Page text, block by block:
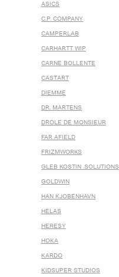
ASICS
C.P. COMPANY
CAMPERLAB
CARHARTT WIP
CARNE BOLLENTE
CASTART
DIEMME
DR. MARTENS
DROLE DE MONSIEUR
FAR AFIELD
FRIZMWORKS
GLEB KOSTIN .SOLUTIONS
GOLDWIN
HAN KJOBENHAVN
HELAS
HERESY
HOKA
KARDO
KIDSUPER STUDIOS